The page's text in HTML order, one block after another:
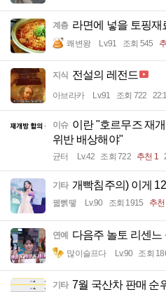
계층 라면에 넣을 토핑
쾌변왕 Lv.91 조회 545
지식 전설의 레전드
아브라카 Lv.91 조회 722
이슈 이란 "호르무즈 재
위반 배상해야"
균터 Lv.42 조회 722 추천 1
기타 개빡침주의) 이게
꿻뻵뗗 Lv.90 조회 1915 추천
연예 다음주 놀토 리센느
많이슬프다 Lv.90 조회
기타 7월 국산차 판매 순